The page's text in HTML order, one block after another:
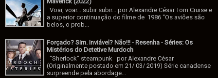
Voar, voar... subir subir... por Alexandre César Tom Cruise e
a superior continuação do filme de 1986 “Os aviões são
belos, o prob...
Forçado? Sim. Inviável? Não!!! - Resenha - Séries: Os
Mistérios do Detetive Murdoch
"Sherlock" steampunk por Alexandre César
(Originalmente postado em 21/ 03/ 2019) Série canadense
surpreende pela abordage...